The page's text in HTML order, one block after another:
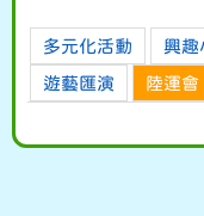
多元化活動 興趣
遊藝匯演 陸運會